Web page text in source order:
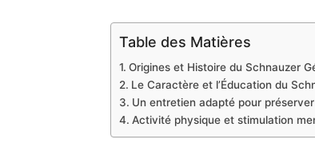
Table des Matières
Origines et Histoire du Schnauzer
Le Caractère et l’Éducation du
Un entretien adapté pour
Activité physique et stimulation